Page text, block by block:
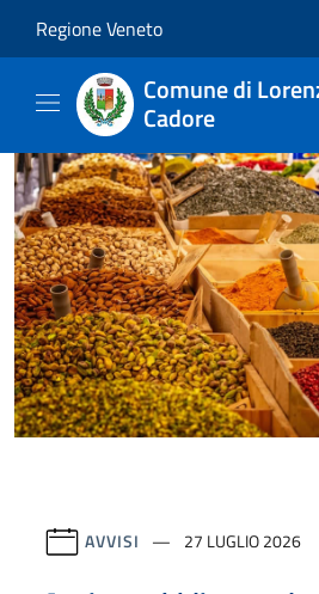
Regione Veneto
Comune di
Cadore
AVVISI 27 LUGLIO 2026